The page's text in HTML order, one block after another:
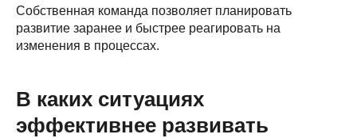
Собственная команда позволяет планировать
развитие заранее и быстрее реагировать на
изменения в процессах.
В каких ситуациях
эффективнее развивать